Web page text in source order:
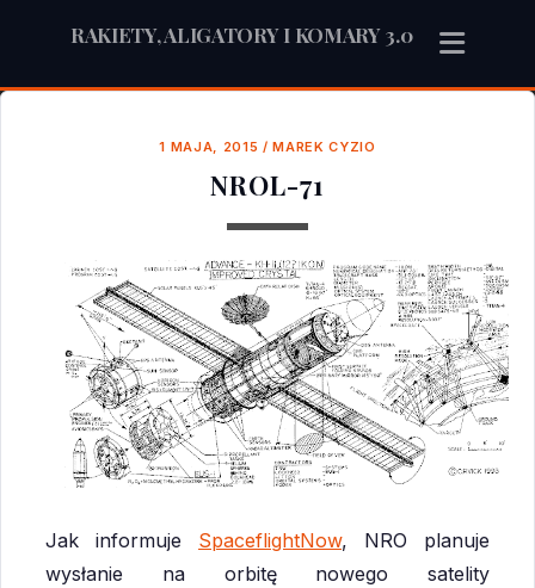
RAKIETY, ALIGATORY I KOMARY 3.0
1 MAJA, 2015 /MAREK CYZIO
NROL-71
Jak informuje SpaceflightNow, NRO planuje
wysłanie na orbitę nowego satelity